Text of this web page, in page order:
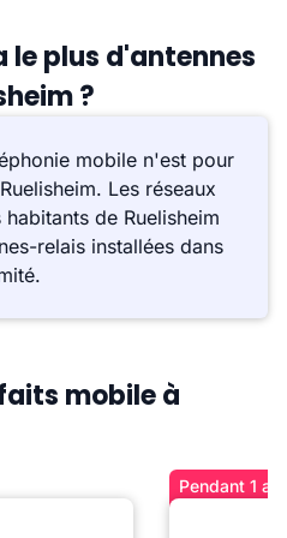
le plus d'antennes
?
mobile n'est pour
Les réseaux
de Ruelisheim
relais installées dans
mobile à
Pendant 1